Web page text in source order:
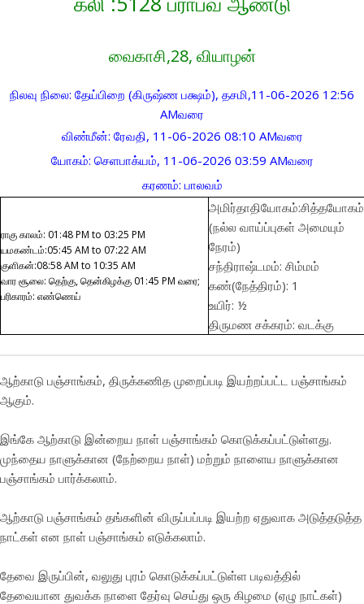
வைகாசி,28, வியாழன்
நிலவு நிலை: தேய்பிறை (கிருஷ்ண பக்ஷம்), தசமி,11-06-2026 12:56
AMவரை
விண்மீன்: ரேவதி, 11-06-2026 08:10 AMவரை
யோகம்: செளபாக்யம், 11-06-2026 03:59 AMவரை
கரணம்: பாலவம்
ராகு காலம்: 01:48 PM to 03:25 PM
யமகண்டம்:05:45 AM to 07:22 AM
குளிகன்:08:58 AM to 10:35 AM
வார சூலை: தெற்கு, தென்கிழக்கு 01:45 PM வரை;
பரிகாரம்: எண்ணெய்
அமிர்தாதியோகம்:சித்தயோகம்
(நல்ல வாய்ப்புகள் அமையும்
நேரம்)
சந்திராஷ்டமம்: சிம்மம்
கண்(நேத்திரம்): 1
உயிர்: ½
திருமண சக்கரம்: வடக்கு
ஆற்காடு பஞ்சாங்கம், திருக்கணித முறைப்படி இயற்றப்பட்ட பஞ்சாங்கம்
ஆகும்.
இங்கே ஆற்காடு இன்றைய நாள் பஞ்சாங்கம் கொடுக்கப்பட்டுள்ளது.
முந்தைய நாளுக்கான (நேற்றைய நாள்) மற்றும் நாளைய நாளுக்கான
பஞ்சாங்கம் பார்க்கலாம்.
ஆற்காடு பஞ்சாங்கம் தங்களின் விருப்பப்படி இயற்ற ஏதுவாக அடுத்தடுத்த
நாட்கள் என நாள் பஞ்சாங்கம் எடுக்கலாம்.
தேவை இருப்பின், வலுது புரம் கொடுக்கப்பட்டுள்ள படிவத்தில்
தேவையான துவக்க நாளை தேர்வு செய்து ஒரு கிழமை (ஏழு நாட்கள்)